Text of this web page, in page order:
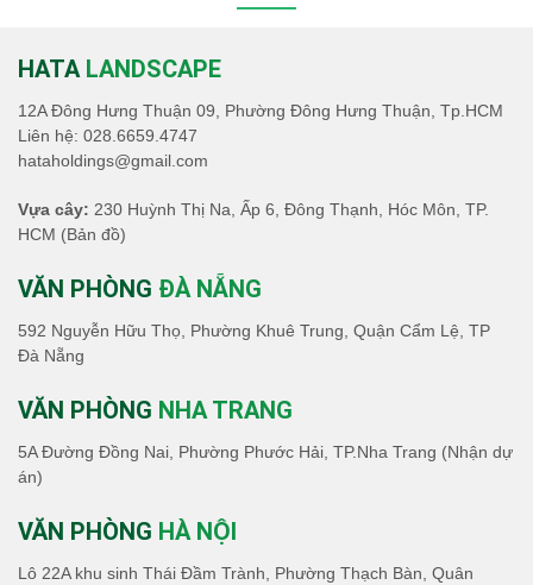
HATA LANDSCAPE
12A Đông Hưng Thuận 09, Phường Đông Hưng Thuận, Tp.HCM
Liên hệ: 028.6659.4747
hataholdings@gmail.com
Vựa cây: 230 Huỳnh Thị Na, Ấp 6, Đông Thạnh, Hóc Môn, TP.
HCM (Bản đồ)
VĂN PHÒNG ĐÀ NẴNG
592 Nguyễn Hữu Thọ, Phường Khuê Trung, Quận Cẩm Lệ, TP
Đà Nẵng
VĂN PHÒNG NHA TRANG
5A Đường Đồng Nai, Phường Phước Hải, TP.Nha Trang (Nhận dự
án)
VĂN PHÒNG HÀ NỘI
Lô 22A khu sinh Thái Đầm Trành, Phường Thạch Bàn, Quân